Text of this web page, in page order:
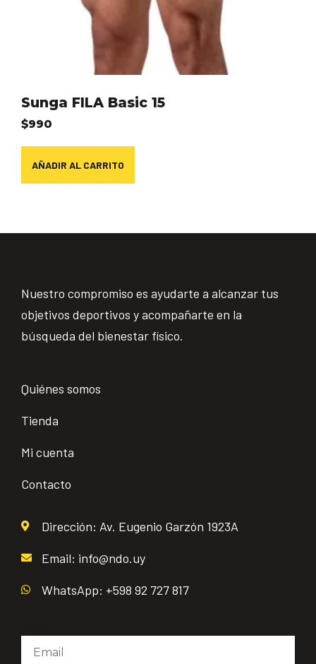
Sunga FILA Basic 15
$990
AÑADIR AL CARRITO
Nuestro compromiso es ayudarte a alcanzar tus
objetivos deportivos y acompañarte en la
búsqueda del bienestar físico.
Quiénes somos
Tienda
Mi cuenta
Contacto
Dirección: Av. Eugenio Garzón 1923A
Email: info@ndo.uy
WhatsApp: +598 92 727 817